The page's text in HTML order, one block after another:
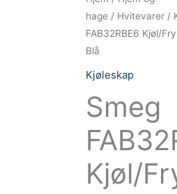
hage/ Hvitevarer/
FAB32RBE6 Kjøl/
Blå
Kjøleskap
Smeg
Kjøl/